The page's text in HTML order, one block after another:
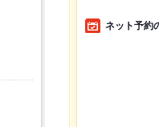
ネット予約